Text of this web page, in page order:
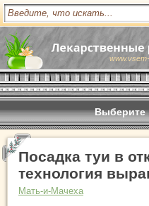
Выберите
Посадка туи в
технология
Мать-и-Мачеха